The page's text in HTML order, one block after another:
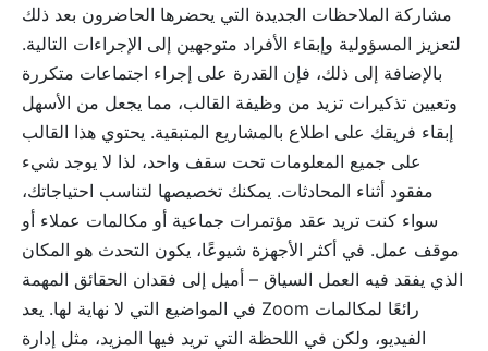
مشاركة الملاحظات الجديدة التي يحضرها الحاضرون بعد ذلك
لتعزيز المسؤولية وإبقاء الأفراد متوجهين إلى الإجراءات التالية.
بالإضافة إلى ذلك، فإن القدرة على إجراء اجتماعات متكررة
وتعيين تذكيرات تزيد من وظيفة القالب، مما يجعل من الأسهل
إبقاء فريقك على اطلاع بالمشاريع المتبقية. يحتوي هذا القالب
على جميع المعلومات تحت سقف واحد، لذا لا يوجد شيء
مفقود أثناء المحادثات. يمكنك تخصيصها لتناسب احتياجاتك،
سواء كنت تريد عقد مؤتمرات جماعية أو مكالمات عملاء أو
موقف عمل. في أكثر الأجهزة شيوعًا، يكون التحدث هو المكان
الذي يفقد فيه العمل السياق – أميل إلى فقدان الحقائق المهمة
في المواضيع التي لا نهاية لها. يعد Zoom رائعًا لمكالمات
الفيديو، ولكن في اللحظة التي تريد فيها المزيد، مثل إدارة